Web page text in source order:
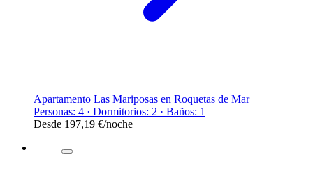
Apartamento Las Mariposas en Roquetas de Mar
Personas: 4 · Dormitorios: 2 · Baños: 1
Desde 197,19 €/noche